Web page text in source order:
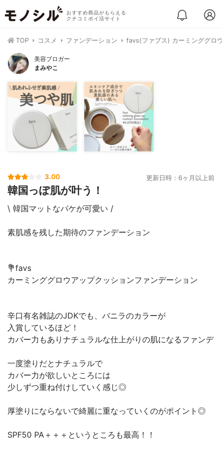
おすすめ商品がもらえる
クチコミポイ活サイト
TOP コスメ ファンデーション favs(ファブス) カーミンググロ
美容ブロガー
まみやこ
3.00 更新日時：6ヶ月以上前
韓国っぽ肌が叶う！
\ 韓国マットなパケが可愛い /
素肌感を残した期待のファンデーション
💐favs
カーミンググロウアップクッションファンデーション
辛口有名雑誌のJDKでも、バニラのカラーが
入賞しているほど！
カバー力もありナチュラルな仕上がりの肌になるファンデ
一度塗りだとナチュラルで
カバー力が欲しいところには
少しずつ重ね付けしていく感じ◎
厚塗りにならないで綺麗に重なっていくのがポイント◎
SPF50 PA＋＋＋というところも最高！！